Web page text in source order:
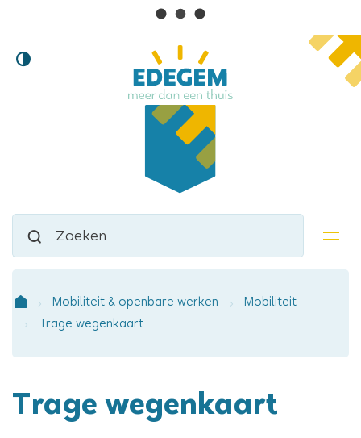
Naar
inhoud
Hoog
Lokaal
kunnen
helpen?
Zoeken
Startpagina
Mobiliteit & openbare werken
Mobiliteit
Trage wegenkaart
Trage wegenkaart